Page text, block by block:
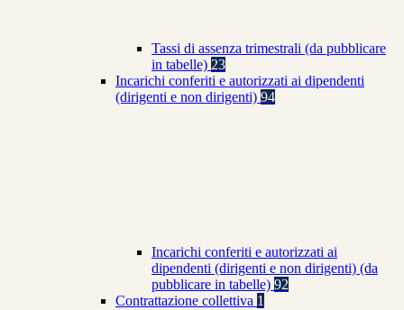
Tassi di assenza trimestrali (da pubblicare
in tabelle) 23
Incarichi conferiti e autorizzati ai dipendenti
(dirigenti e non dirigenti) 94
Incarichi conferiti e autorizzati ai
dipendenti (dirigenti e non dirigenti) (da
pubblicare in tabelle) 92
Contrattazione collettiva 1